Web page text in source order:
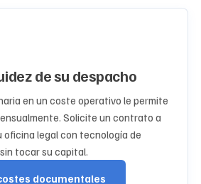
de su despacho
en un coste operativo le permite
Solicite un contrato a
oficina legal con tecnología de
tocar su capital.
documentales